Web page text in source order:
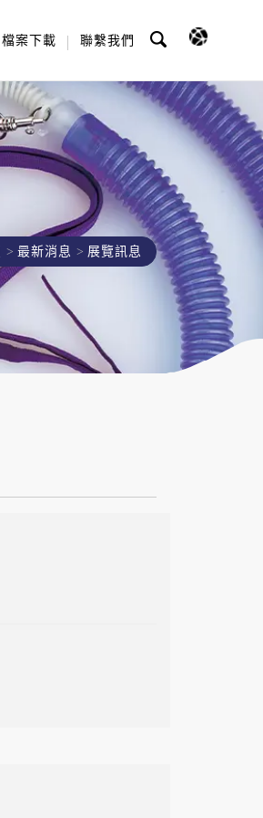
檔案下載 聯繫我們
最新消息 展覽訊息